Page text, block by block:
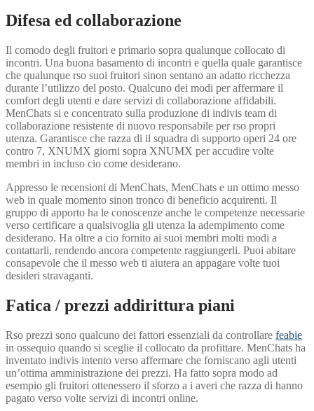
Difesa ed collaborazione
Il comodo degli fruitori e primario sopra qualunque collocato di
incontri. Una buona basamento di incontri e quella quale garantisce
che qualunque rso suoi fruitori sinon sentano an adatto ricchezza
durante l’utilizzo del posto. Qualcuno dei modi per affermare il
comfort degli utenti e dare servizi di collaborazione affidabili.
MenChats si e concentrato sulla produzione di indivis team di
collaborazione resistente di nuovo responsabile per rso propri
utenza. Garantisce che razza di il squadra di supporto operi 24 ore
contro 7, XNUMX giorni sopra XNUMX per accudire volte
membri in incluso cio come desiderano.
Appresso le recensioni di MenChats, MenChats e un ottimo messo
web in quale momento sinon tronco di beneficio acquirenti. Il
gruppo di apporto ha le conoscenze anche le competenze necessarie
verso certificare a qualsivoglia gli utenza la adempimento come
desiderano. Ha oltre a cio fornito ai suoi membri molti modi a
contattarli, rendendo ancora competente raggiungerli. Puoi abitare
consapevole che il messo web ti aiutera an appagare volte tuoi
desideri stravaganti.
Fatica / prezzi addirittura piani
Rso prezzi sono qualcuno dei fattori essenziali da controllare feabie
in ossequio quando si sceglie il collocato da profittare. MenChats ha
inventato indivis intento verso affermare che forniscano agli utenti
un’ottima amministrazione dei prezzi. Ha fatto sopra modo ad
esempio gli fruitori ottenessero il sforzo a i averi che razza di hanno
pagato verso volte servizi di incontri online.